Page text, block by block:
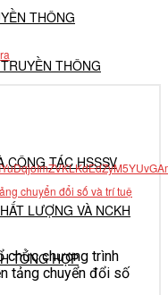
THÔNG
THÔNG
CÔNG TÁC HSSSV
LƯỢNG VÀ NCKH
TỔNG HỢP
chuyển đổi số và trí tuệ
chức chương trình
tảng chuyển đổi số